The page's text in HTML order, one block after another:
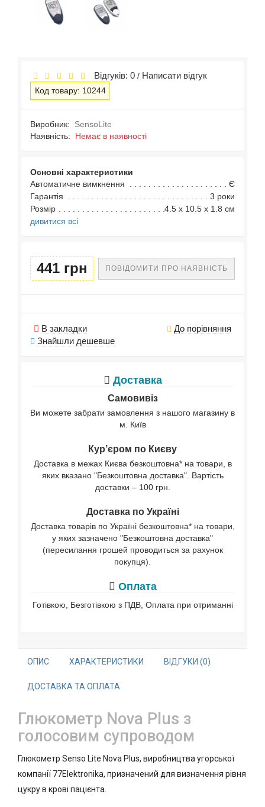
Відгуків: 0 / Написати відгук
Код товару: 10244
Виробник:
SensoLite
Наявність: Немає в наявності
Основні характеристики
Автоматичне вимкнення
Є
Гарантія
3 роки
Розмір
4.5 x 10.5 x 1.8 см
дивитися всі
441 грн ПОВІДОМИТИ ПРО НАЯВНІСТЬ
В закладки
До порівняння
Знайшли дешевше
Доставка
Самовивіз
Ви можете забрати замовлення з нашого магазину в
м. Київ
Кур’єром по Києву
Доставка в межах Києва безкоштовна* на товари, в
яких вказано "Безкоштовна доставка". Вартість
доставки – 100 грн.
Доставка по Україні
Доставка товарів по Україні безкоштовна* на товари,
у яких зазначено "Безкоштовна доставка"
(пересилання грошей проводиться за рахунок
покупця).
Оплата
Готівкою, Безготівкою з ПДВ, Оплата при отриманні
ОПИС ХАРАКТЕРИСТИКИ ВІДГУКИ (0)
ДОСТАВКА ТА ОПЛАТА
Глюкометр Nova Plus з
голосовим супроводом
Глюкометр Senso Lite Nova Plus, виробництва угорської
компанії 77Elektronika, призначений для визначення рівня
цукру в крові пацієнта.